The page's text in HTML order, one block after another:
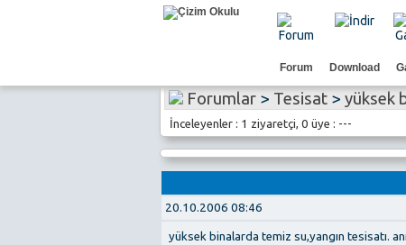
Forum Download
Forumlar> Tesisat> yüksek
İnceleyenler : 1 ziyaretçi, 0 üye : ---
20.10.2006 08:46
yüksek binalarda temiz su,yangın tesisatı.